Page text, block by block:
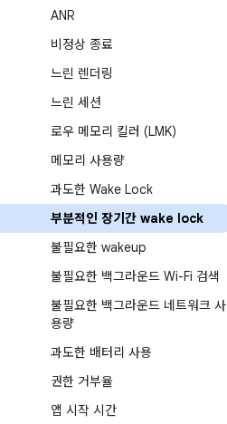
ANR
비정상 종료
느린 렌더링
느린 세션
로우 메모리 킬러 (LMK)
메모리 사용량
과도한 Wake Lock
부분적인 장기간 wake lock
불필요한 wakeup
불필요한 백그라운드 Wi-Fi 검색
불필요한 백그라운드 네트워크 사
용량
과도한 배터리 사용
권한 거부율
앱 시작 시간